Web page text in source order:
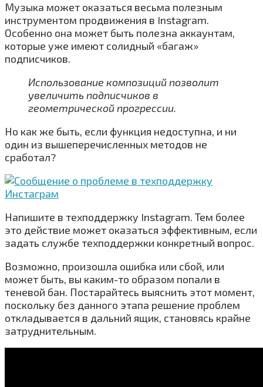
Музыка может оказаться весьма полезным
инструментом продвижения в Instagram.
Особенно она может быть полезна аккаунтам,
которые уже имеют солидный «багаж»
подписчиков.
Использование композиций позволит
увеличить подписчиков в
геометрической прогрессии.
Но как же быть, если функция недоступна, и ни
один из вышеперечисленных методов не
сработал?
Напишите в техподдержку Instagram. Тем более
это действие может оказаться эффективным, если
задать службе техподдержки конкретный вопрос.
Возможно, произошла ошибка или сбой, или
может быть, вы каким-то образом попали в
теневой бан. Постарайтесь выяснить этот момент,
поскольку без данного этапа решение проблем
откладывается в дальний ящик, становясь крайне
затруднительным.